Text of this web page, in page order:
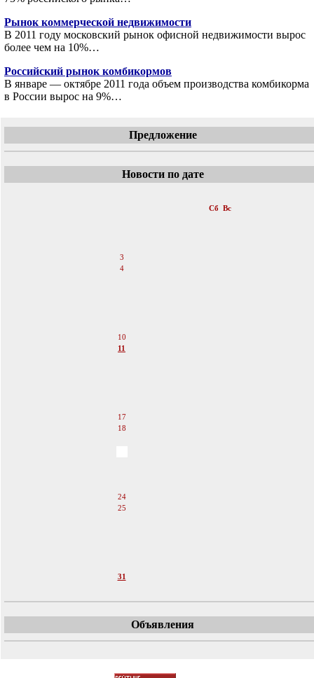
Рынок коммерческой недвижимости
В 2011 году московский рынок офисной недвижимости вырос
более чем на 10%…
Российский рынок комбикормов
В январе — октябре 2011 года объем производства комбикорма
в России вырос на 9%…
Предложение
Новости по дате
Сб Вс
3
4
10
11
17
18
24
25
31
Объявления